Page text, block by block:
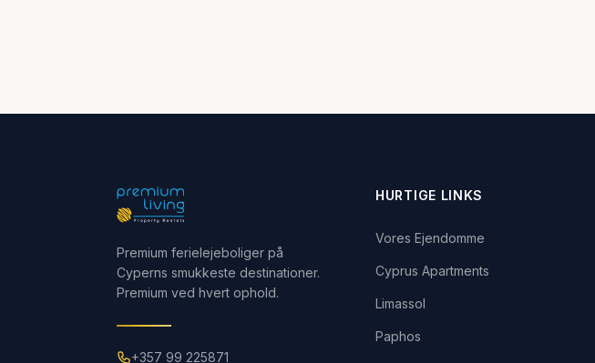
Premium ferielejeboliger på
Cyperns smukkeste destinationer.
Premium ved hvert ophold.
+357 99 225871
HURTIGE LINKS
Vores Ejendomme
Cyprus Apartments
Limassol
Paphos